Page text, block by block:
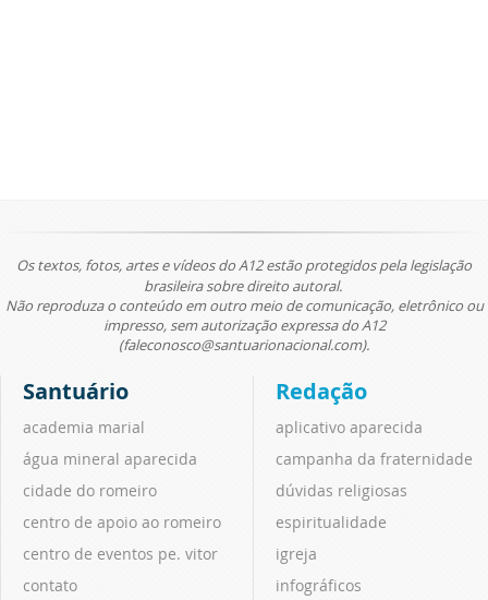
Os textos, fotos, artes e vídeos do A12 estão protegidos pela legislação
brasileira sobre direito autoral.
Não reproduza o conteúdo em outro meio de comunicação, eletrônico ou
impresso, sem autorização expressa do A12
(faleconosco@santuarionacional.com).
Santuário
academia marial
água mineral aparecida
cidade do romeiro
centro de apoio ao romeiro
centro de eventos pe. vitor
contato
Redação
aplicativo aparecida
campanha da fraternidade
dúvidas religiosas
espiritualidade
igreja
infográficos